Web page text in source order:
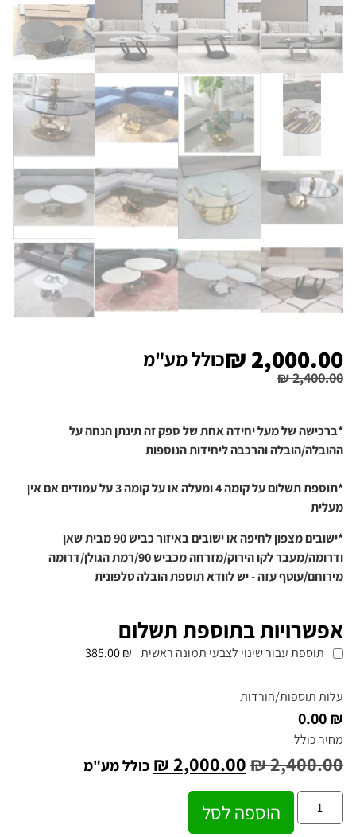
₪2,400.00
₪ 2,000.00 כולל מע"מ
*ברכישה של מעל יחידה אחת של ספק זה תינתן הנחה על
ההובלה/הובלה והרכבה ליחידות הנוספות
*תוספת תשלום על קומה 4 ומעלה או על קומה 3 על עמודים אם אין
מעלית
*ישובים מצפון לחיפה או ישובים באיזור כביש 90 מבית שאן
ודרומה/מעבר לקו הירוק/מזרחה מכביש 90/רמת הגולן/דרומה
מירוחם/עוטף עזה - יש לוודא תוספת הובלה טלפונית
אפשרויות בתוספת תשלום
תוספת עבור שינוי לצבעי תמונה ראשית ₪ 385.00
עלות תוספות/הורדות
₪ 0.00
מחיר כולל
₪2,400.00
₪2,000.00 כולל מע"מ
הוספה לסל